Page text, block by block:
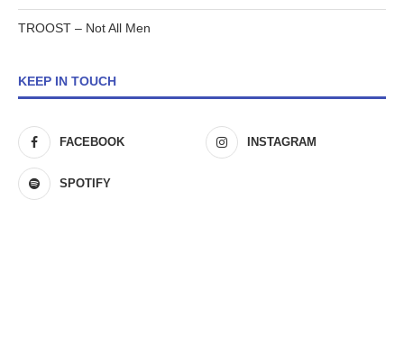
TROOST – Not All Men
KEEP IN TOUCH
FACEBOOK INSTAGRAM
SPOTIFY